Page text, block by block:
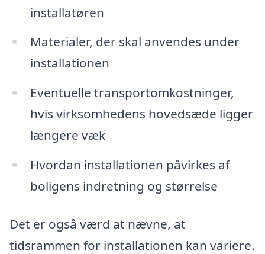
installatøren
Materialer, der skal anvendes under
installationen
Eventuelle transportomkostninger,
hvis virksomhedens hovedsæde ligger
længere væk
Hvordan installationen påvirkes af
boligens indretning og størrelse
Det er også værd at nævne, at
tidsrammen for installationen kan variere.